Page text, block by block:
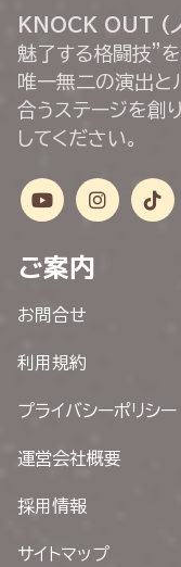
KNOCK OUT (ノ
魅了する格闘技”を
唯一無二の演出と
合うステージを創
してください。
ご案内
お問合せ
利用規約
プライバシーポリシー
運営会社概要
採用情報
サイトマップ